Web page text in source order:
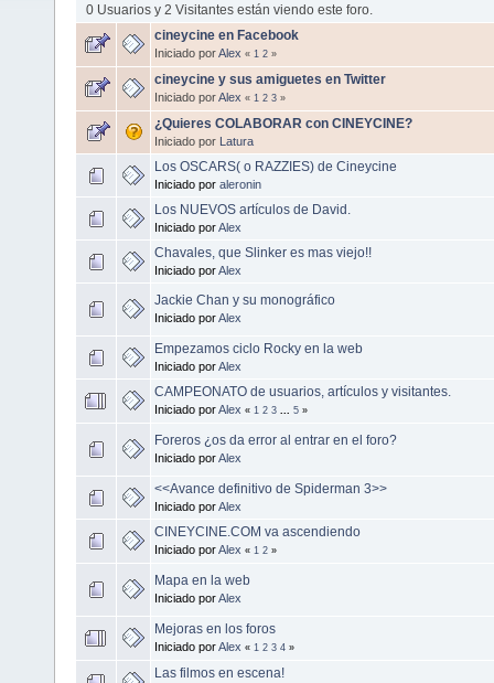
0 Usuarios y 2 Visitantes están viendo este foro.
cineycine en Facebook
Iniciado porAlex « 1 2 »
cineycine y sus amiguetes en Twitter
Iniciado porAlex « 1 2 3 »
¿Quieres COLABORAR con CINEYCINE?
Iniciado por Latura
Los OSCARS( o RAZZIES) de Cineycine
Iniciado por aleronin
Los NUEVOS artículos de David.
Iniciado porAlex
Chavales, que Slinker es mas viejo!!
Iniciado porAlex
Jackie Chan y su monográfico
Iniciado porAlex
Empezamos ciclo Rocky en la web
Iniciado porAlex
CAMPEONATO de usuarios, artículos y visitantes.
Iniciado porAlex « 1 2 3 ... 5 »
Foreros ¿os da error al entrar en el foro?
Iniciado porAlex
<<Avance definitivo de Spiderman 3>>
Iniciado porAlex
CINEYCINE.COM va ascendiendo
Iniciado porAlex « 1 2 »
Mapa en la web
Iniciado porAlex
Mejoras en los foros
Iniciado porAlex « 1 2 3 4 »
Las filmos en escena!